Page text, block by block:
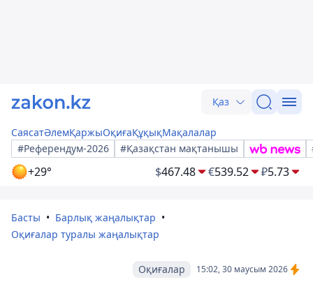
Қаз
СаясатӘлемҚаржыОқиғаҚұқықМақалалар
#Референдум-2026
#Қазақстан мақтанышы
+29° $467.48 €539.52 ₽5.73
Басты
Барлық жаңалықтар
Оқиғалар туралы жаңалықтар
15:02, 30 маусым 2026
Оқиғалар